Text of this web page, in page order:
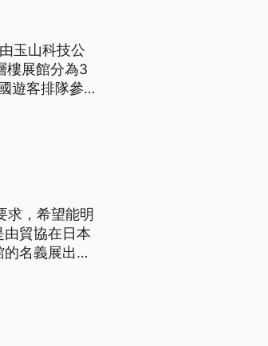
玉山科技公
樓展館分為3
遊客排隊參
求，希望能明
貿協在日本
名義展出。